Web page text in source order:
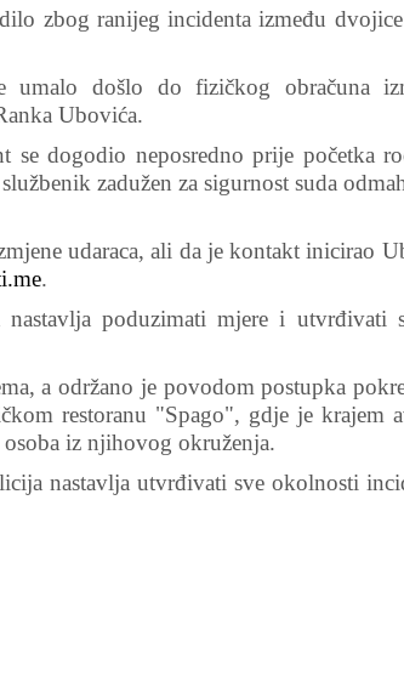
zbog ranijeg incidenta između dvojice
došlo do fizičkog obračuna
Ubovića.
se dogodio neposredno prije početka
zadužen za sigurnost suda
udaraca, ali da je kontakt inicirao
.
poduzimati mjere i utvrđivati
a održano je povodom postupka
restoranu "Spago", gdje je krajem
iz njihovog okruženja.
nastavlja utvrđivati sve okolnosti